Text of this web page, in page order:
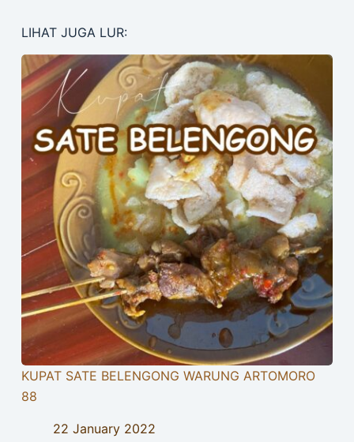
LIHAT JUGA LUR:
KUPAT SATE BELENGONG WARUNG ARTOMORO
88
22 January 2022